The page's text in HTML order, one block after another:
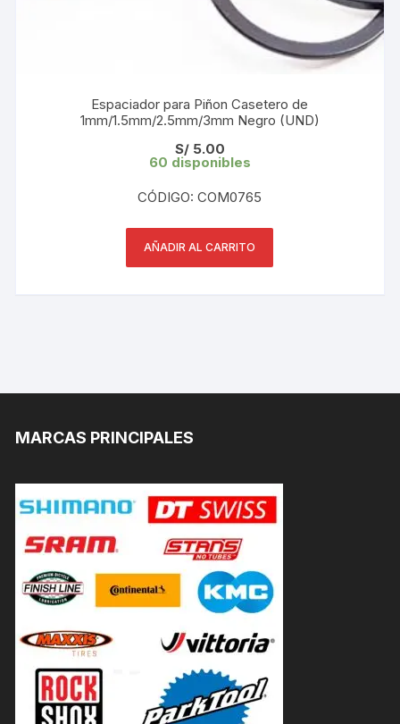
Espaciador para Piñon Casetero de
1mm/1.5mm/2.5mm/3mm Negro (UND)
S/5.00
60 disponibles
CÓDIGO: COM0765
AÑADIR AL CARRITO
MARCAS PRINCIPALES